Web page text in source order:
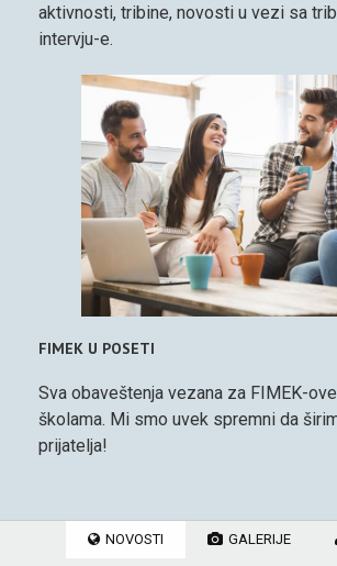
aktivnosti, tribine, novosti u vezi sa
intervju-e.
FIMEK U POSETI
Sva obaveštenja vezana za FIMEK-
školama. Mi smo uvek spremni da
prijatelja!
NOVOSTI GALERIJE